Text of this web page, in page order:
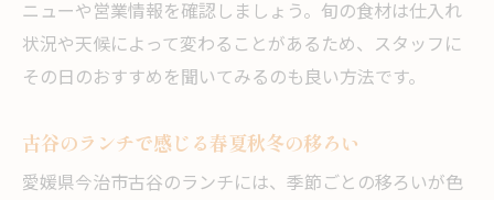
ニューや営業情報を確認しましょう。旬の食材は仕入れ
状況や天候によって変わることがあるため、スタッフに
その日のおすすめを聞いてみるのも良い方法です。
古谷のランチで感じる春夏秋冬の移ろい
愛媛県今治市古谷のランチには、季節ごとの移ろいが色